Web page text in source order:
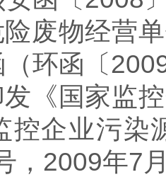
物经营单
环函〔
国家监控
控企业污
，2009年7